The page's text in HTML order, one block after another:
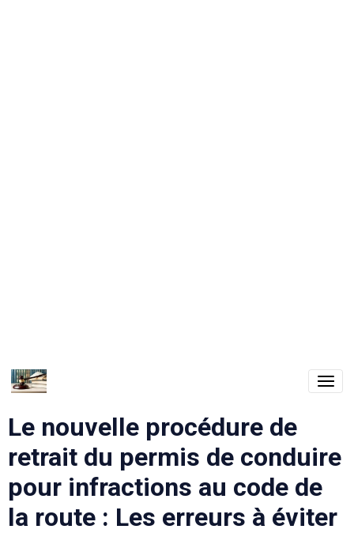
Le nouvelle procédure de
retrait du permis de conduire
pour infractions au code de
la route : Les erreurs à éviter